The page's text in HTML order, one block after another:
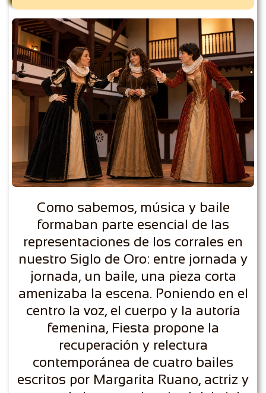
​Como sabemos, música y baile
formaban parte esencial de las
representaciones de los corrales en
nuestro Siglo de Oro: entre jornada y
jornada, un baile, una pieza corta
amenizaba la escena. Poniendo en el
centro la voz, el cuerpo y la autoría
femenina, Fiesta propone la
recuperación y relectura
contemporánea de cuatro bailes
escritos por Margarita Ruano, actriz y